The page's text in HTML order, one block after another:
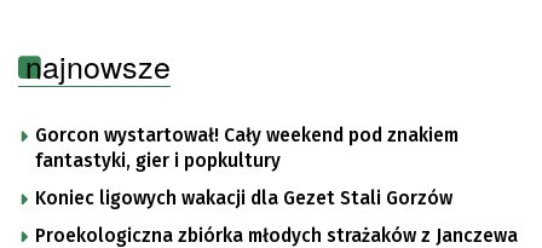
najnowsze
Gorcon wystartował! Cały weekend pod znakiem
fantastyki, gier i popkultury
Koniec ligowych wakacji dla Gezet Stali Gorzów
Proekologiczna zbiórka młodych strażaków z Janczewa